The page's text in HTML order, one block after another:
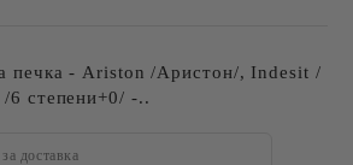
печка - Ariston /Аристон/, Indesit /
/6 степени+0/ -..
доставка